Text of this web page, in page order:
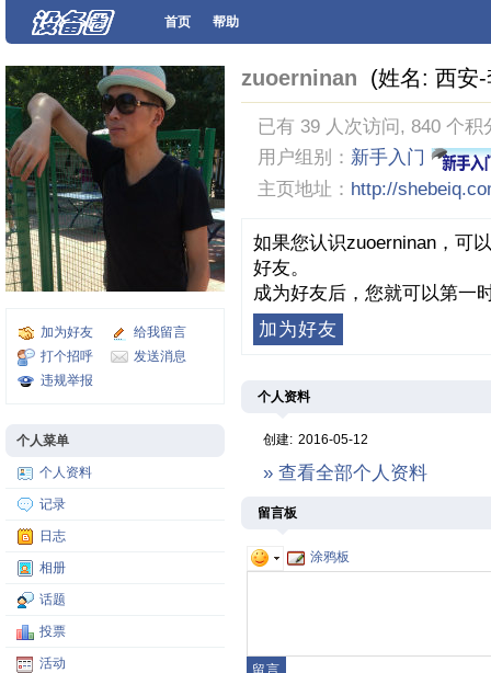
首页 帮助
加为好友
给我留言
打个招呼
发送消息
违规举报
个人菜单
个人资料
记录
日志
相册
话题
投票
活动
zuoerninan (姓名: 西安
已有 39 人次访问, 840 个
用户组别： 新手入门
主页地址： http://
如果您认识zuoerninan，可
好友。
成为好友后，您就可以第一
加为好友
个人资料
创建: 2016-05-12
» 查看全部个人资料
留言板
涂鸦板